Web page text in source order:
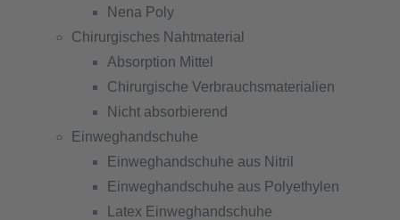
Nena Poly
Chirurgisches Nahtmaterial
Absorption Mittel
Chirurgische Verbrauchsmaterialien
Nicht absorbierend
Einweghandschuhe
Einweghandschuhe aus Nitril
Einweghandschuhe aus Polyethylen
Latex Einweghandschuhe